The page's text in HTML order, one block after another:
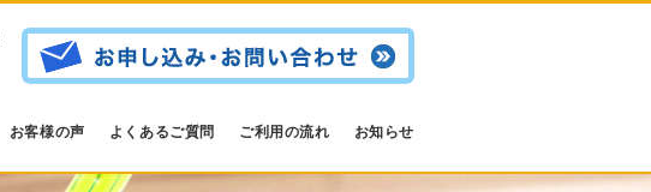
お客様の声 よくあるご質問 ご利用の流れ お知らせ